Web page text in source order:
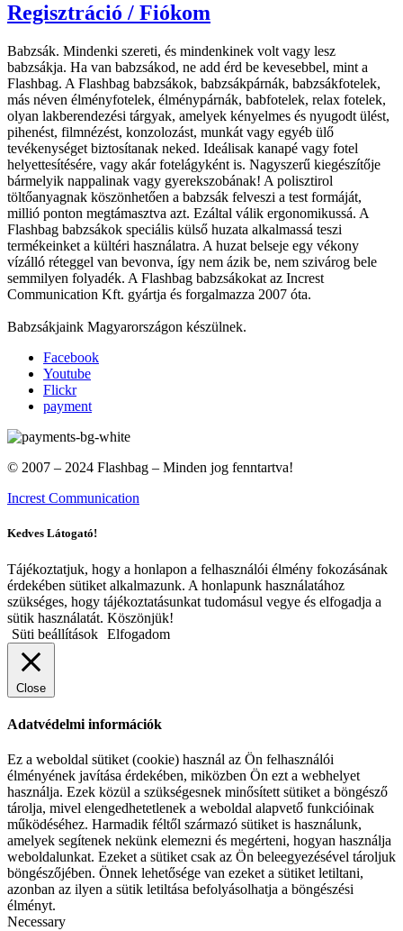
Regisztráció / Fiókom
Babzsák. Mindenki szereti, és mindenkinek volt vagy lesz
babzsákja. Ha van babzsákod, ne add érd be kevesebbel, mint a
Flashbag. A Flashbag babzsákok, babzsákpárnák, babzsákfotelek,
más néven élményfotelek, élménypárnák, babfotelek, relax fotelek,
olyan lakberendezési tárgyak, amelyek kényelmes és nyugodt ülést,
pihenést, filmnézést, konzolozást, munkát vagy egyéb ülő
tevékenységet biztosítanak neked. Ideálisak kanapé vagy fotel
helyettesítésére, vagy akár fotelágyként is. Nagyszerű kiegészítője
bármelyik nappalinak vagy gyerekszobának! A polisztirol
töltőanyagnak köszönhetően a babzsák felveszi a test formáját,
millió ponton megtámasztva azt. Ezáltal válik ergonomikussá. A
Flashbag babzsákok speciális külső huzata alkalmassá teszi
termékeinket a kültéri használatra. A huzat belseje egy vékony
vízálló réteggel van bevonva, így nem ázik be, nem szivárog bele
semmilyen folyadék. A Flashbag babzsákokat az Increst
Communication Kft. gyártja és forgalmazza 2007 óta.
Babzsákjaink Magyarországon készülnek.
Facebook
Youtube
Flickr
payment
© 2007 – 2024 Flashbag – Minden jog fenntartva!
Increst Communication
Kedves Látogató!
Tájékoztatjuk, hogy a honlapon a felhasználói élmény fokozásának
érdekében sütiket alkalmazunk. A honlapunk használatához
szükséges, hogy tájékoztatásunkat tudomásul vegye és elfogadja a
sütik használatát. Köszönjük!
Süti beállítások Elfogadom
Close
Adatvédelmi információk
Ez a weboldal sütiket (cookie) használ az Ön felhasználói
élményének javítása érdekében, miközben Ön ezt a webhelyet
használja. Ezek közül a szükségesnek minősített sütiket a böngésző
tárolja, mivel elengedhetetlenek a weboldal alapvető funkcióinak
működéséhez. Harmadik féltől származó sütiket is használunk,
amelyek segítenek nekünk elemezni és megérteni, hogyan használja
weboldalunkat. Ezeket a sütiket csak az Ön beleegyezésével tároljuk
böngészőjében. Önnek lehetősége van ezeket a sütiket letiltani,
azonban az ilyen a sütik letiltása befolyásolhatja a böngészési
élményt.
Necessary